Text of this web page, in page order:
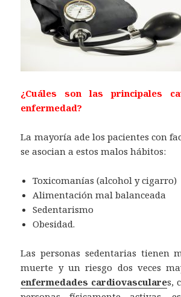
¿Cuáles son las principales
enfermedad?
La mayoría ade los pacientes con
se asocian a estos malos hábitos:
Toxicomanías (alcohol y cigarro)
Alimentación mal balanceada
Sedentarismo
Obesidad.
Las personas sedentarias tienen
muerte y un riesgo dos veces
enfermedades cardiovasculares,